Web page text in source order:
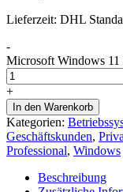
Lieferzeit: DHL
-
Microsoft Windows
+
In den Warenkorb
Kategorien:
Geschäftskunden,
Professional, Windows
Beschreibung